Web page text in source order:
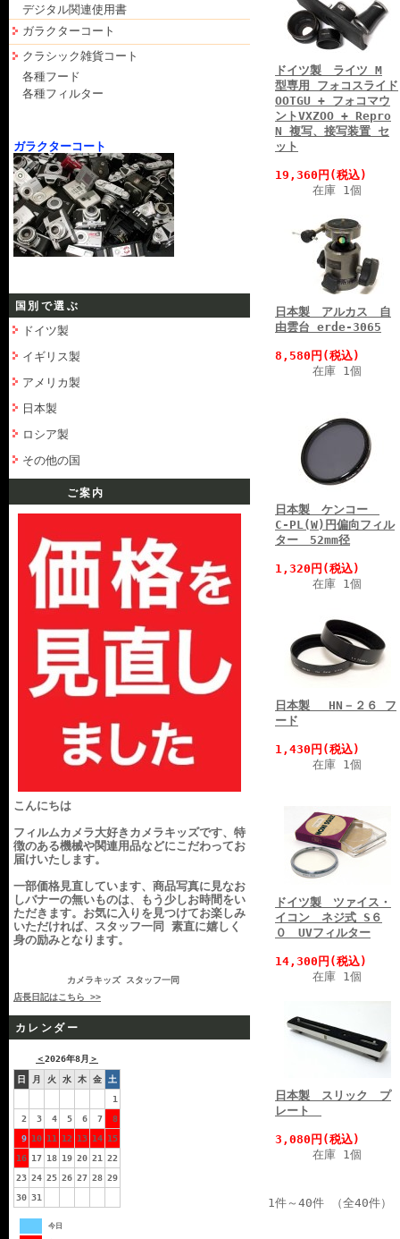
デジタル関連使用書
ガラクターコート
クラシック雑貨コート
各種フード
各種フィルター
ガラクターコート
国別で選ぶ
ドイツ製
イギリス製
アメリカ製
日本製
ロシア製
その他の国
ご案内
こんにちは
フィルムカメラ大好きカメラキッズです、特
徴のある機械や関連用品などにこだわってお
届けいたします。
一部価格見直しています、商品写真に見なお
しバナーの無いものは、もう少しお時間をい
ただきます。お気に入りを見つけてお楽しみ
いただければ、スタッフ一同 素直に嬉しく
身の励みとなります。
カメラキッズ スタッフ一同
店長日記はこちら >>
カレンダー
＜2026年8月 ＞
日 月 火 水 木 金
土
1
2
3 4 5 6 7
8
9 10 11 12 13 14 15
16 17 18 19 20 21
22
23 24 25 26 27 28 29
30 31
今日
ドイツ製 ライツ M
型専用 フォコスライド
OOTGU + フォコマウ
ントVXZOO + Repro
N 複写、接写装置 セ
ット
19,360円(税込)
在庫 1個
日本製 アルカス 自
由雲台 erde-3065
8,580円(税込)
在庫 1個
日本製 ケンコー
C-PL(W)円偏向フィル
ター 52mm径
1,320円(税込)
在庫 1個
日本製 HN－２６ フ
ード
1,430円(税込)
在庫 1個
ドイツ製 ツァイス・
イコン ネジ式 S６
０ UVフィルター
14,300円(税込)
在庫 1個
日本製 スリック プ
レート
3,080円(税込)
在庫 1個
1件～40件 （全40件）